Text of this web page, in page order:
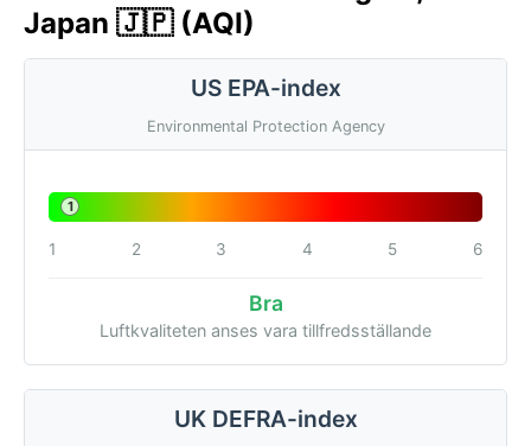
Japan 🇯🇵 (AQI)
US EPA-index
Environmental Protection Agency
1
1 2 3 4 5 6
Bra
Luftkvaliteten anses vara tillfredsställande
UK DEFRA-index